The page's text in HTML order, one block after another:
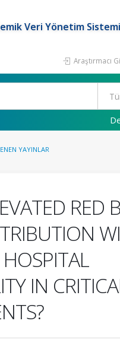
Veri Yönetim Sistemi
Araştırmacı
YAYINLAR
RED
IN